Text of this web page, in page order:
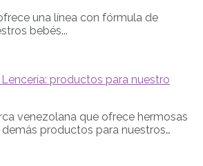
una línea con fórmula de
bebés...
productos para nuestro
venezolana que ofrece hermosas
productos para nuestros…